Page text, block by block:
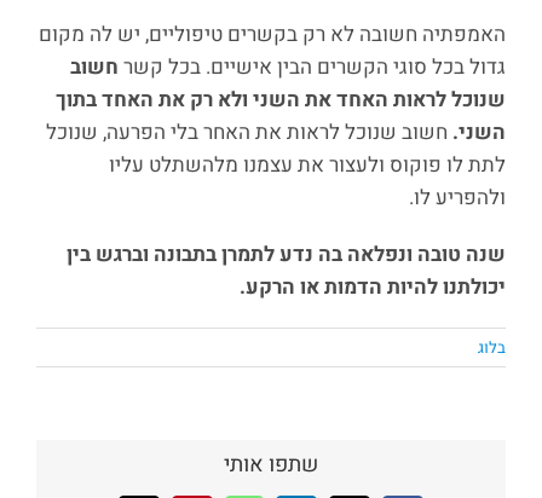
האמפתיה חשובה לא רק בקשרים טיפוליים, יש לה מקום
גדול בכל סוגי הקשרים הבין אישיים. בכל קשר חשוב
שנוכל לראות האחד את השני ולא רק את האחד בתוך
השני. חשוב שנוכל לראות את האחר בלי הפרעה, שנוכל
לתת לו פוקוס ולעצור את עצמנו מלהשתלט עליו
ולהפריע לו.
שנה טובה ונפלאה בה נדע לתמרן בתבונה וברגש בין
יכולתנו להיות הדמות או הרקע.
בלוג
שתפו אותי